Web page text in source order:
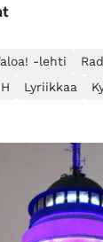
-lehti
Lyriikkaa